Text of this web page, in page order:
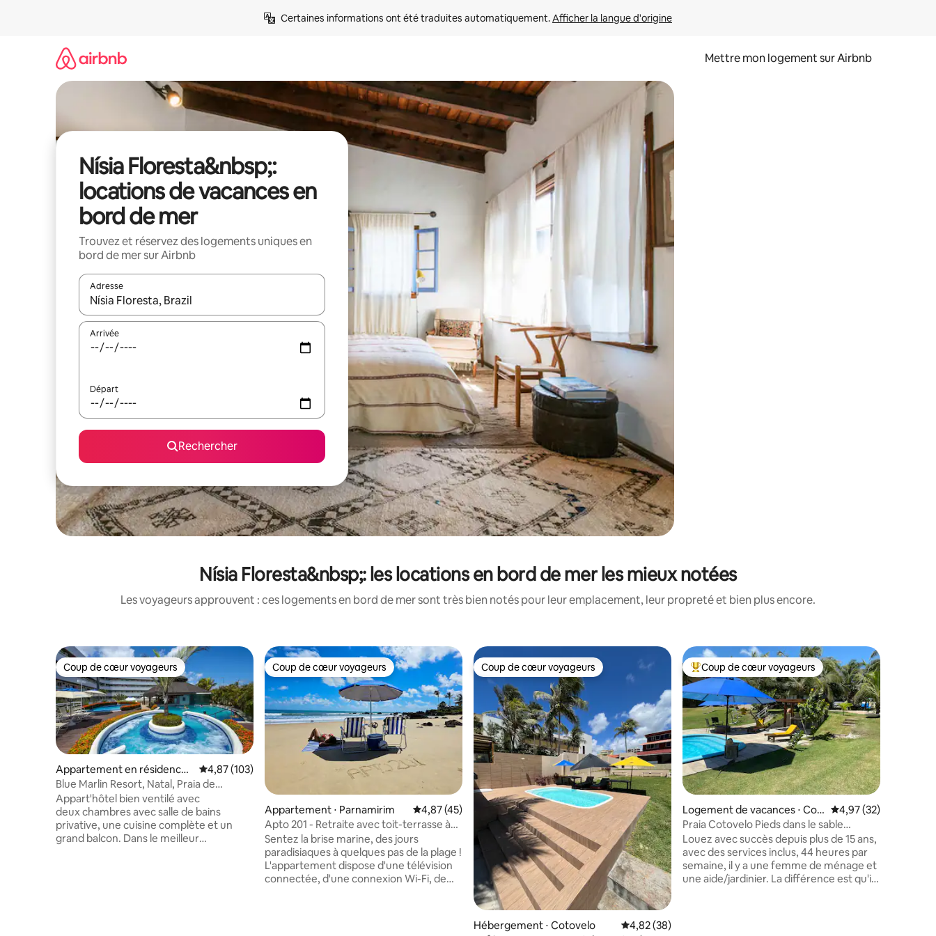
Certaines informations ont été traduites automatiquement. Afficher la langue d'origine
Mettre mon logement sur Airbnb
Nísia Floresta&nbsp;:
locations de vacances en
bord de mer
Trouvez et réservez des logements uniques en
bord de mer sur Airbnb
Adresse
Lorsque les résultats s'affichent, utilisez les flèches vers le haut et vers le bas pour les parcourir ou en appuyant et en faisant glisser.
Arrivée
Départ
Rechercher
Nísia Floresta&nbsp;: les locations en bord de mer les mieux notées
Les voyageurs approuvent : ces logements en bord de mer sont très bien notés pour leur emplacement, leur propreté et bien plus encore.
Coup de cœur voyageurs
Coup de cœur voyageurs
Appartement en résidence ⋅
Praia de Cotovelo
Évaluation moyenne sur la base de 103 commentaires : 4,87 sur 5
4,87 (103)
Blue Marlin Resort, Natal, Praia de
Cotovelo/RN - Brésil
Appart'hôtel bien ventilé avec
deux chambres avec salle de bains
privative, une cuisine complète et un
grand balcon. Dans le meilleur
Coup de cœur voyageurs
Coup de cœur voyageurs
Appartement ⋅ Parnamirim Évaluation moyenne sur la base de 45 commentaires : 4,87 sur 5
4,87 (45)
Apto 201 - Retraite avec toit-terrasse à
300 m de la mer
Sentez la brise marine, des jours
paradisiaques à quelques pas de la plage !
L'appartement dispose d'une télévision
connectée, d'une connexion Wi-Fi, de
Coup de cœur voyageurs
Coup de cœur voyageurs
Hébergement ⋅ Cotovelo Évaluation moyenne sur la base de 38 commentaires : 4,82 sur 5
4,82 (38)
Coups de cœur voyageurs les plus appréciés
Coup de cœur voyageurs
Logement de vacances ⋅ Cot
ovelo (Distrito Litoral)
Évaluation moyenne
4,97 (32)
Praia Cotovelo Pieds dans le sable
Employés inclus
Louez avec succès depuis plus de 15 ans,
avec des services inclus, 44 heures par
semaine, il y a une femme de ménage et
une aide/jardinier. La différence est qu'il